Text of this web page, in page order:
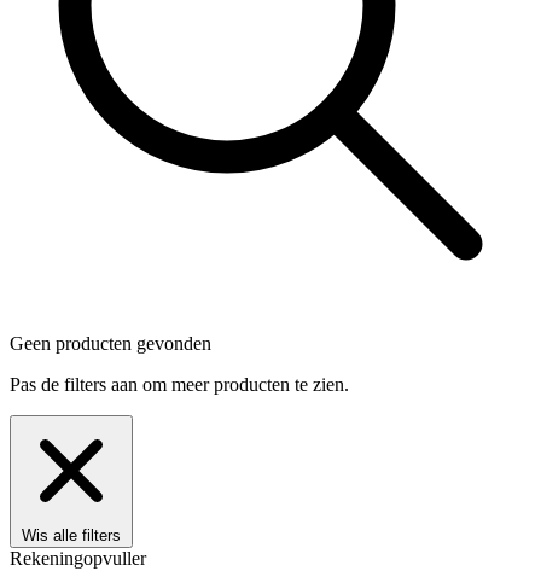
Geen producten gevonden
Pas de filters aan om meer producten te zien.
Wis alle filters
Rekeningopvuller